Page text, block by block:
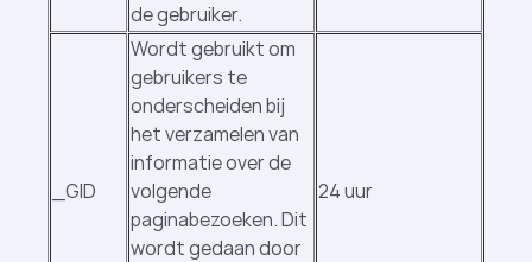
de gebruiker.
_GID
Wordt gebruikt om
gebruikers te
onderscheiden bij
het verzamelen van
informatie over de
volgende
paginabezoeken. Dit
wordt gedaan door
24 uur